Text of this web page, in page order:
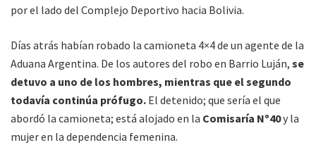
por el lado del Complejo Deportivo hacia Bolivia.
Días atrás habían robado la camioneta 4×4 de un agente de la
Aduana Argentina. De los autores del robo en Barrio Luján, se
detuvo a uno de los hombres, mientras que el segundo
todavía continúa prófugo. El detenido; que sería el que
abordó la camioneta; está alojado en la Comisaría Nº40y la
mujer en la dependencia femenina.